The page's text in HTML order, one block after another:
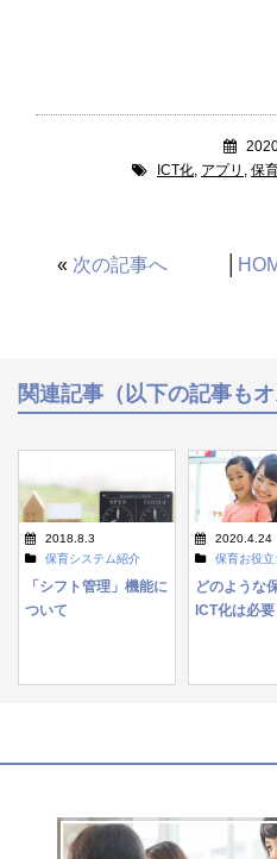
ICT化 アプリ 保
« 次の記事へ
関連記事（以下の記事もオ
2018.8.3
保育システム紹介
「シフト管理」機能に
ついて
2020.4.24
保育お役立
どのような
ICT化は必要